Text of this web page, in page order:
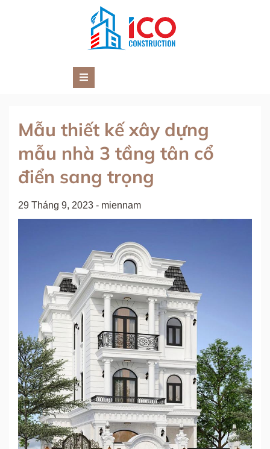
TƯ VẤN ĐẦU TƯ XÂY DỰNG VIỆT
Công Ty Cổ Phần Tư Vấn Đầu Tư Xây Dựng Việt Nam
Mẫu thiết kế xây dựng
mẫu nhà 3 tầng tân cổ
điển sang trọng
29 Tháng 9, 2023 - miennam